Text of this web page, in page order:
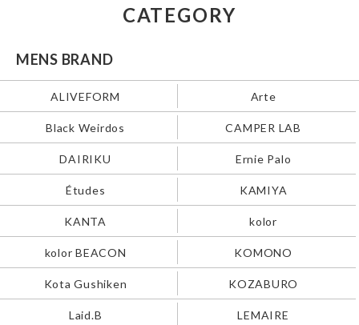
CATEGORY
MENS BRAND
ALIVEFORM Arte
Black Weirdos CAMPER LAB
DAIRIKU Ernie Palo
Études KAMIYA
KANTA kolor
kolor BEACON KOMONO
Kota Gushiken KOZABURO
Laid.B LEMAIRE